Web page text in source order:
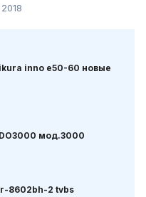
inno e50-60 новые
мод.3000
8602bh-2 tvbs